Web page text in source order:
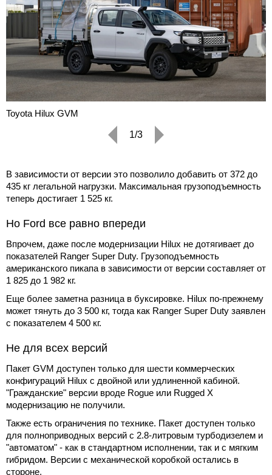
Toyota Hilux GVM
1/3
В зависимости от версии это позволило добавить от 372 до
435 кг легальной нагрузки. Максимальная грузоподъемность
теперь достигает 1 525 кг.
Но Ford все равно впереди
Впрочем, даже после модернизации Hilux не дотягивает до
показателей Ranger Super Duty. Грузоподъемность
американского пикапа в зависимости от версии составляет от
1 825 до 1 982 кг.
Еще более заметна разница в буксировке. Hilux по-прежнему
может тянуть до 3 500 кг, тогда как Ranger Super Duty заявлен
с показателем 4 500 кг.
Не для всех версий
Пакет GVM доступен только для шести коммерческих
конфигураций Hilux с двойной или удлиненной кабиной.
"Гражданские" версии вроде Rogue или Rugged X
модернизацию не получили.
Также есть ограничения по технике. Пакет доступен только
для полноприводных версий с 2.8-литровым турбодизелем и
"автоматом" - как в стандартном исполнении, так и с мягким
гибридом. Версии с механической коробкой остались в
стороне.